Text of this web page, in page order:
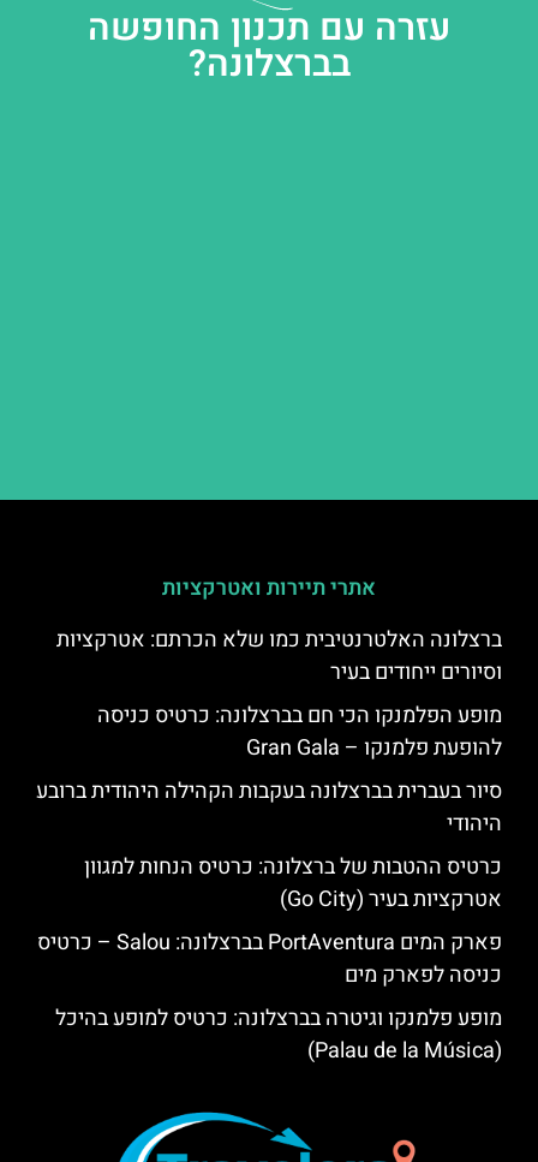
עזרה עם תכנון החופשה
בברצלונה?
אתרי תיירות ואטרקציות
ברצלונה האלטרנטיבית כמו שלא הכרתם: אטרקציות
וסיורים ייחודים בעיר
מופע הפלמנקו הכי חם בברצלונה: כרטיס כניסה
להופעת פלמנקו – Gran Gala
סיור בעברית בברצלונה בעקבות הקהילה היהודית ברובע
היהודי
כרטיס ההטבות של ברצלונה: כרטיס הנחות למגוון
אטרקציות בעיר (Go City)
פארק המים PortAventura בברצלונה: Salou – כרטיס
כניסה לפארק מים
מופע פלמנקו וגיטרה בברצלונה: כרטיס למופע בהיכל
(Palau de la Música)